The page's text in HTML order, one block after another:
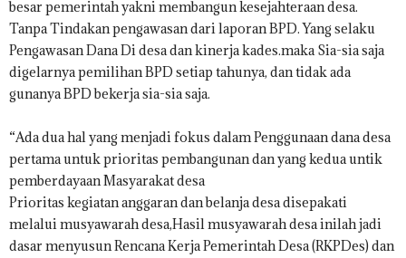
besar pemerintah yakni membangun kesejahteraan desa.
Tanpa Tindakan pengawasan dari laporan BPD. Yang selaku
Pengawasan Dana Di desa dan kinerja kades.maka Sia-sia saja
digelarnya pemilihan BPD setiap tahunya, dan tidak ada
gunanya BPD bekerja sia-sia saja.
“Ada dua hal yang menjadi fokus dalam Penggunaan dana desa
pertama untuk prioritas pembangunan dan yang kedua untik
pemberdayaan Masyarakat desa
Prioritas kegiatan anggaran dan belanja desa disepakati
melalui musyawarah desa,Hasil musyawarah desa inilah jadi
dasar menyusun Rencana Kerja Pemerintah Desa (RKPDes) dan